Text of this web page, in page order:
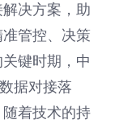
决方案，助
管控、决策
键时期，中
据对接落
着技术的持